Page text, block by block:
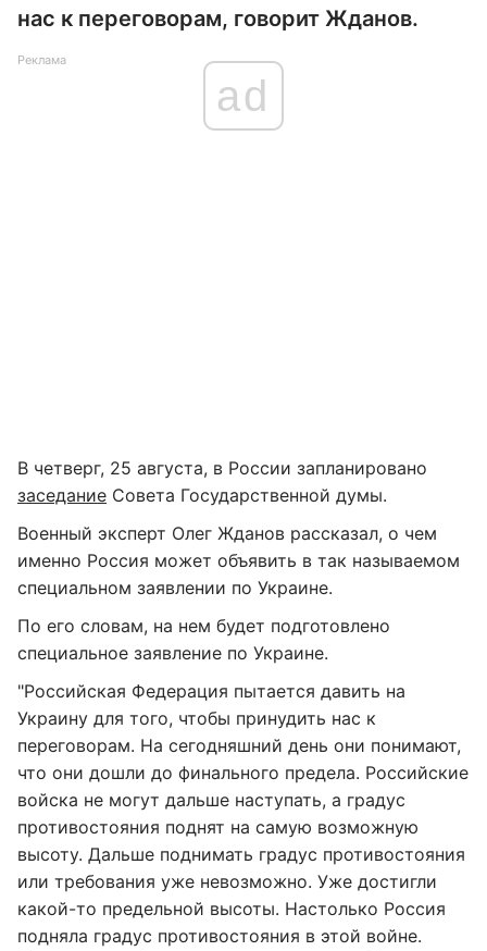
нас к переговорам, говорит Жданов.
Реклама
ad
В четверг, 25 августа, в России запланировано
заседание Совета Государственной думы.
Военный эксперт Олег Жданов рассказал, о чем
именно Россия может объявить в так называемом
специальном заявлении по Украине.
По его словам, на нем будет подготовлено
специальное заявление по Украине.
"Российская Федерация пытается давить на
Украину для того, чтобы принудить нас к
переговорам. На сегодняшний день они понимают,
что они дошли до финального предела. Российские
войска не могут дальше наступать, а градус
противостояния поднят на самую возможную
высоту. Дальше поднимать градус противостояния
или требования уже невозможно. Уже достигли
какой-то предельной высоты. Настолько Россия
подняла градус противостояния в этой войне.